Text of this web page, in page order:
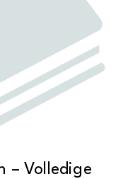
– Volledige